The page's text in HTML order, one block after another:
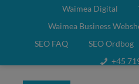
Waimea Digital
Waimea Business
SEO FAQ
SEO Ordbog
+45